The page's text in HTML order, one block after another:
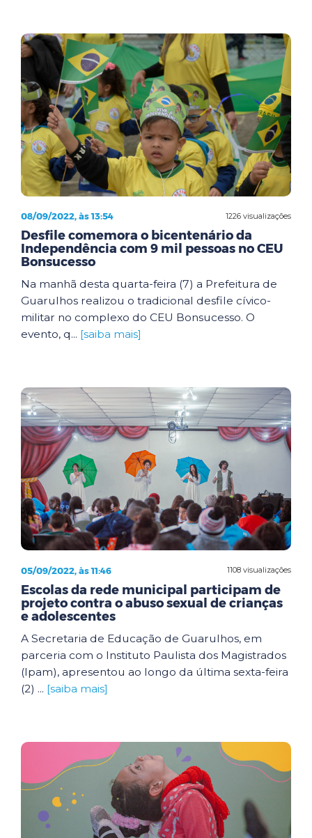
1226 visualizações
08/09/2022, às 13:54
Desfile comemora o bicentenário da
Independência com 9 mil pessoas no CEU
Bonsucesso
Na manhã desta quarta-feira (7) a Prefeitura de
Guarulhos realizou o tradicional desfile cívico-
militar no complexo do CEU Bonsucesso. O
evento, q... [saiba mais]
1108 visualizações
05/09/2022, às 11:46
Escolas da rede municipal participam de
projeto contra o abuso sexual de crianças
e adolescentes
A Secretaria de Educação de Guarulhos, em
parceria com o Instituto Paulista dos Magistrados
(Ipam), apresentou ao longo da última sexta-feira
(2) ... [saiba mais]